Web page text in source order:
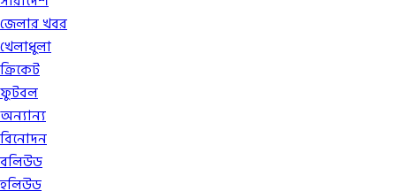
জেলার খবর
খেলাধুলা
ক্রিকেট
ফুটবল
অন্যান্য
বিনোদন
বলিউড
হলিউড